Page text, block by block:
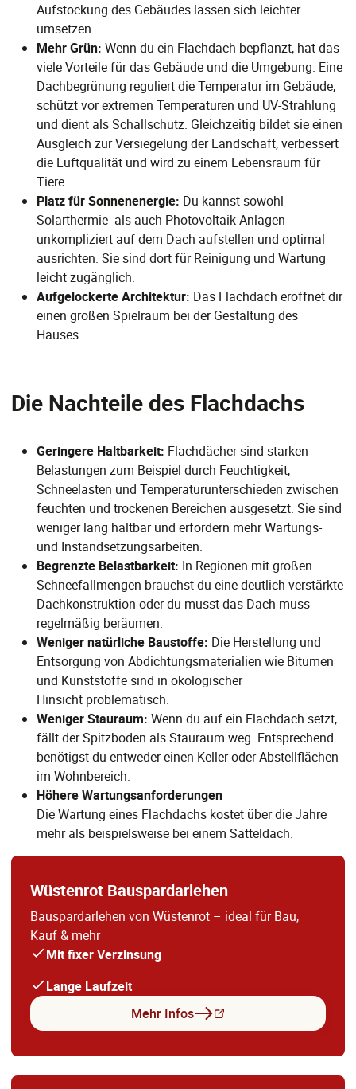
Aufstockung des Gebäudes lassen sich leichter
umsetzen.
Mehr Grün: Wenn du ein Flachdach bepflanzt, hat das
viele Vorteile für das Gebäude und die Umgebung. Eine
Dachbegrünung reguliert die Temperatur im Gebäude,
schützt vor extremen Temperaturen und UV-Strahlung
und dient als Schallschutz. Gleichzeitig bildet sie einen
Ausgleich zur Versiegelung der Landschaft, verbessert
die Luftqualität und wird zu einem Lebensraum für
Tiere.
Platz für Sonnenenergie: Du kannst sowohl
Solarthermie- als auch Photovoltaik-Anlagen
unkompliziert auf dem Dach aufstellen und optimal
ausrichten. Sie sind dort für Reinigung und Wartung
leicht zugänglich.
Aufgelockerte Architektur: Das Flachdach eröffnet dir
einen großen Spielraum bei der Gestaltung des
Hauses.
Die Nachteile des Flachdachs
Geringere Haltbarkeit: Flachdächer sind starken
Belastungen zum Beispiel durch Feuchtigkeit,
Schneelasten und Temperaturunterschieden zwischen
feuchten und trockenen Bereichen ausgesetzt. Sie sind
weniger lang haltbar und erfordern mehr Wartungs-
und Instandsetzungsarbeiten.
Begrenzte Belastbarkeit: In Regionen mit großen
Schneefallmengen brauchst du eine deutlich verstärkte
Dachkonstruktion oder du musst das Dach muss
regelmäßig beräumen.
Weniger natürliche Baustoffe: Die Herstellung und
Entsorgung von Abdichtungsmaterialien wie Bitumen
und Kunststoffe sind in ökologischer
Hinsicht problematisch.
Weniger Stauraum: Wenn du auf ein Flachdach setzt,
fällt der Spitzboden als Stauraum weg. Entsprechend
benötigst du entweder einen Keller oder Abstellflächen
im Wohnbereich.
Höhere Wartungsanforderungen
Die Wartung eines Flachdachs kostet über die Jahre
mehr als beispielsweise bei einem Satteldach.
Wüstenrot Bauspardarlehen
Bauspardarlehen von Wüstenrot – ideal für Bau,
Kauf & mehr
Mit fixer Verzinsung
Lange Laufzeit
Mehr Infos